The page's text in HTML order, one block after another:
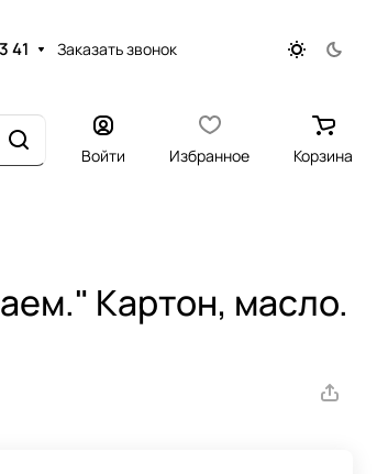
41 Заказать звонок
Войти Избранное Корзина
Картон, масло.